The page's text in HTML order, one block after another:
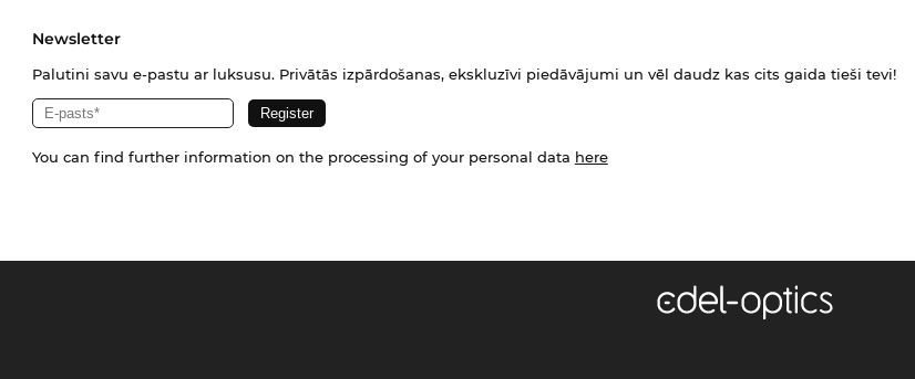
Newsletter
Palutini savu e-pastu ar luksusu. Privātās izpārdošanas, ekskluzīvi piedāvājumi un vēl daudz kas cits gaida tieši tevi!
You can find further information on the processing of your personal data here